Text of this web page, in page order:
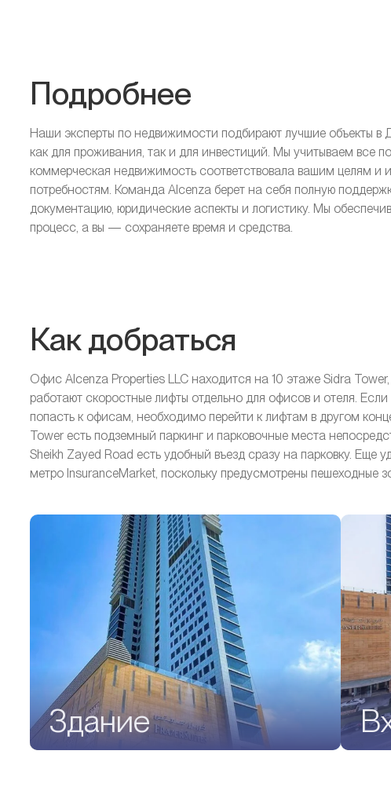
Подробнее
Наши эксперты по недвижимости подбирают лучшие объекты в
как для проживания, так и для инвестиций. Мы учитываем все
коммерческая недвижимость соответствовала вашим целям и
потребностям. Команда Alcenza берет на себя полную
документацию, юридические аспекты и логистику. Мы
процесс, а вы — сохраняете время и средства.
Как добраться
Офис Alcenza Properties LLC находится на 10 этаже Sidra
работают скоростные лифты отдельно для офисов и отеля.
попасть к офисам, необходимо перейти к лифтам в другом
Tower есть подземный паркинг и парковочные места
Sheikh Zayed Road есть удобный въезд сразу на парковку. Еще
метро InsuranceMarket, поскольку предусмотрены пешеходные
Здание